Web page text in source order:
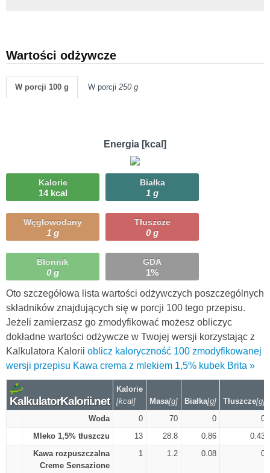
Wartości odżywcze
W porcji 100 g W porcji 250 g
Energia [kcal]
Kalorie
14 kcal
Białka
1 g
Węglowodany
1 g
Tłuszcze
0 g
Błonnik
0 g
GDA
1%
Oto szczegółowa lista wartości odżywczych poszczególnych
składników znajdujących się w porcji 100 tego przepisu.
Jeżeli zamierzasz go zmodyfikować możesz obliczyc
dokładne wartości odżywcze w Twojej wersji korzystając z
Kalkulatora Kalorii oblicz kaloryczność 100 zmodyfikowanej
wersji przepisu Kawa crema z mlekiem 1,5% kubek Brita »
KalkulatorKalorii.net
Kalorie
[kcal]
Masa[g] Białka[g] Tłuszcze[g]
Woda
0 70 0
0
Mleko 1,5% tłuszczu
13 28.8 0.86
0.43
Kawa rozpuszczalna
Creme Sensazione
1 1.2 0.08 0